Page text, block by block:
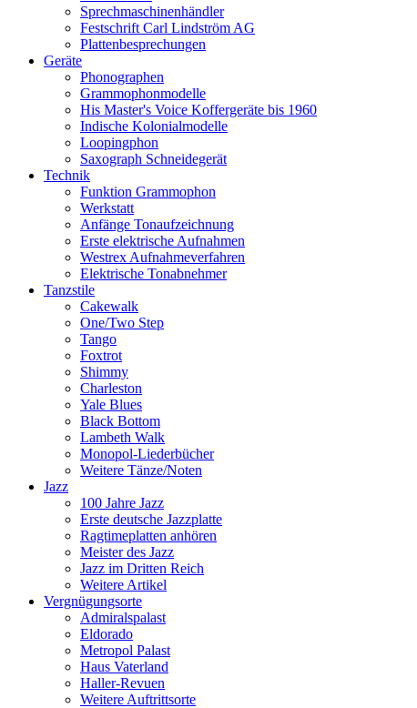
Sprechmaschinenhändler
Festschrift Carl Lindström AG
Plattenbesprechungen
Geräte
Phonographen
Grammophonmodelle
His Master's Voice Koffergeräte bis 1960
Indische Kolonialmodelle
Loopingphon
Saxograph Schneidegerät
Technik
Funktion Grammophon
Werkstatt
Anfänge Tonaufzeichnung
Erste elektrische Aufnahmen
Westrex Aufnahmeverfahren
Elektrische Tonabnehmer
Tanzstile
Cakewalk
One/Two Step
Tango
Foxtrot
Shimmy
Charleston
Yale Blues
Black Bottom
Lambeth Walk
Monopol-Liederbücher
Weitere Tänze/Noten
Jazz
100 Jahre Jazz
Erste deutsche Jazzplatte
Ragtimeplatten anhören
Meister des Jazz
Jazz im Dritten Reich
Weitere Artikel
Vergnügungsorte
Admiralspalast
Eldorado
Metropol Palast
Haus Vaterland
Haller-Revuen
Weitere Auftrittsorte